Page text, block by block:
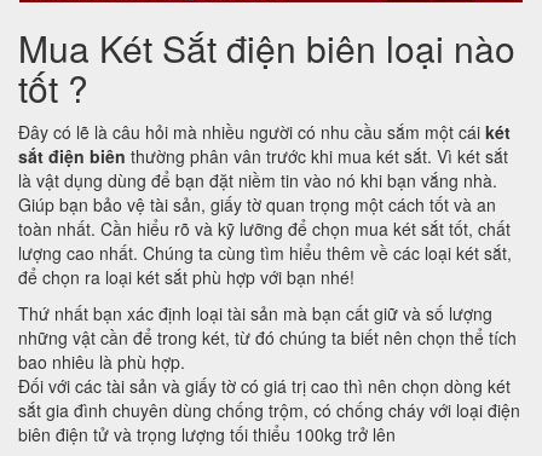
Mua Két Sắt điện biên loại nào
tốt ?
Đây có lẽ là câu hỏi mà nhiều người có nhu cầu sắm một cái két
sắt điện biên thường phân vân trước khi mua két sắt. Vì két sắt
là vật dụng dùng để bạn đặt niềm tin vào nó khi bạn vắng nhà.
Giúp bạn bảo vệ tài sản, giấy tờ quan trọng một cách tốt và an
toàn nhất. Cần hiểu rõ và kỹ lưỡng để chọn mua két sắt tốt, chất
lượng cao nhất. Chúng ta cùng tìm hiểu thêm về các loại két sắt,
để chọn ra loại két sắt phù hợp với bạn nhé!
Thứ nhất bạn xác định loại tài sản mà bạn cất giữ và số lượng
những vật cần để trong két, từ đó chúng ta biết nên chọn thể tích
bao nhiêu là phù hợp.
Đối với các tài sản và giấy tờ có giá trị cao thì nên chọn dòng két
sắt gia đình chuyên dùng chống trộm, có chống cháy với loại điện
biên điện tử và trọng lượng tối thiểu 100kg trở lên